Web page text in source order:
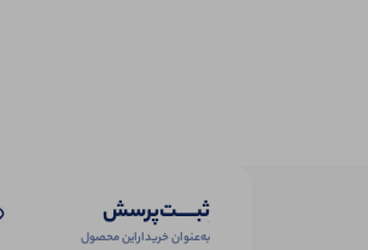
ثبـــــت‌پرسش
به‌عنوان ‌خریدار‌این‌ محصول